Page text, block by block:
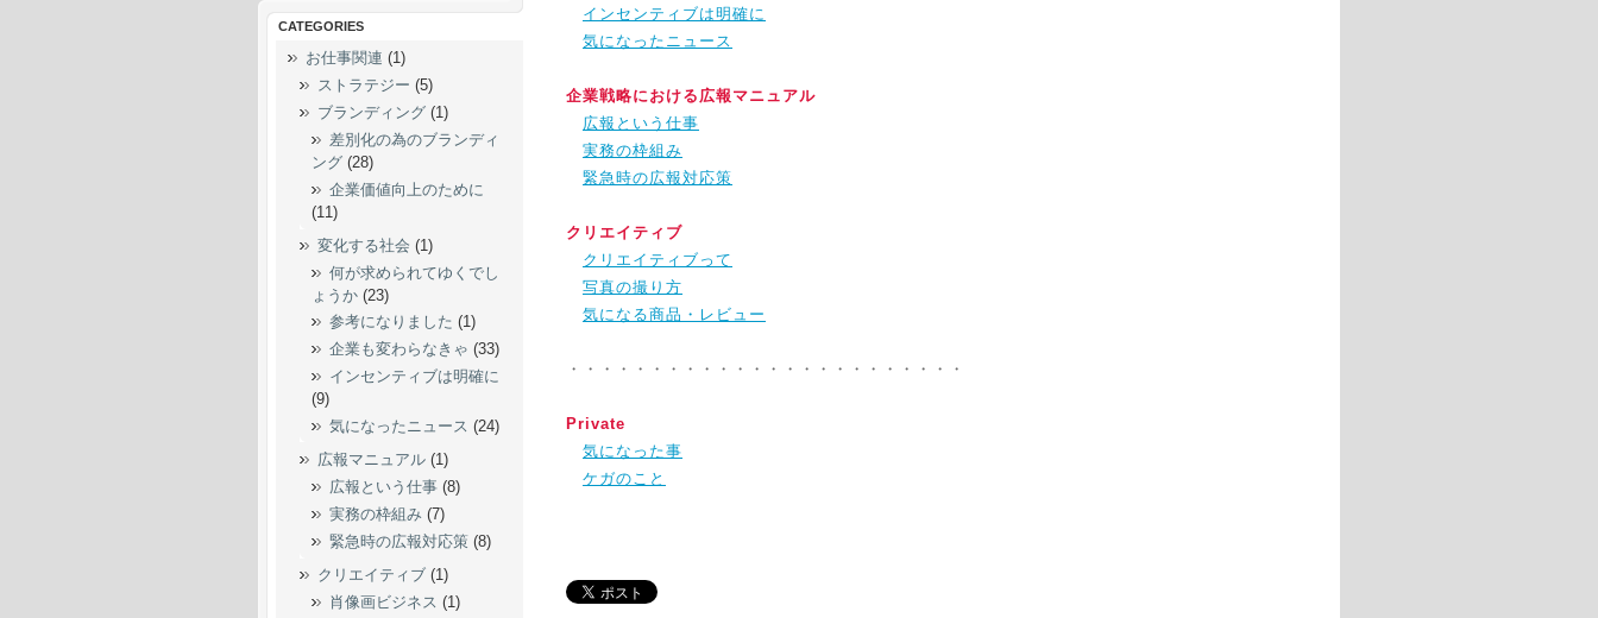
インセンティブは明確に
気になったニュース
企業戦略における広報マニュアル
広報という仕事
実務の枠組み
緊急時の広報対応策
クリエイティブ
クリエイティブって
写真の撮り方
気になる商品・レビュー
・・・・・・・・・・・・・・・・・・・・・・・・
Private
気になった事
ケガのこと
CATEGORIES
お仕事関連 (1)
ストラテジー (5)
ブランディング (1)
差別化の為のブランディ
ング (28)
企業価値向上のために
(11)
変化する社会 (1)
何が求められてゆくでし
ょうか (23)
参考になりました (1)
企業も変わらなきゃ (33)
インセンティブは明確に
(9)
気になったニュース (24)
広報マニュアル (1)
広報という仕事 (8)
実務の枠組み (7)
緊急時の広報対応策 (8)
クリエイティブ (1)
肖像画ビジネス (1)